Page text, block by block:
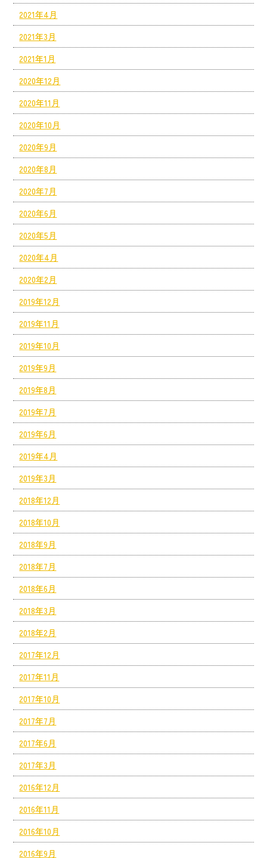
2021年4月
2021年3月
2021年1月
2020年12月
2020年11月
2020年10月
2020年9月
2020年8月
2020年7月
2020年6月
2020年5月
2020年4月
2020年2月
2019年12月
2019年11月
2019年10月
2019年9月
2019年8月
2019年7月
2019年6月
2019年4月
2019年3月
2018年12月
2018年10月
2018年9月
2018年7月
2018年6月
2018年3月
2018年2月
2017年12月
2017年11月
2017年10月
2017年7月
2017年6月
2017年3月
2016年12月
2016年11月
2016年10月
2016年9月